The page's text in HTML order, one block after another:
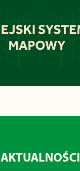
AKTUALNOŚCI